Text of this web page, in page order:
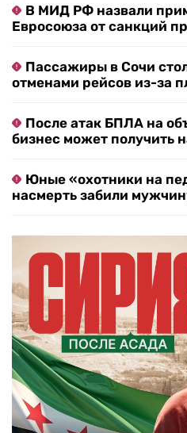
В МИД РФ назвали
Евросоюза от санкций
Пассажиры в Сочи
отменами рейсов из-за
После атак БПЛА на
бизнес может получить
Юные «охотники на
насмерть забили